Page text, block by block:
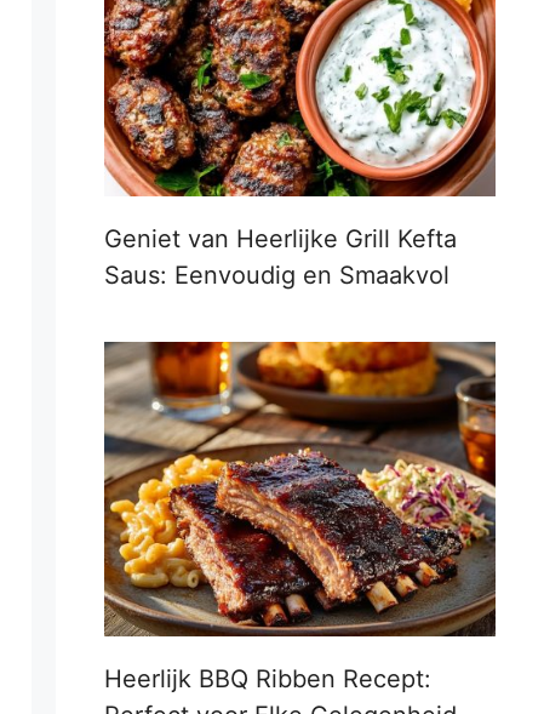
Geniet van Heerlijke Grill Kefta
Saus: Eenvoudig en Smaakvol
Heerlijk BBQ Ribben Recept: